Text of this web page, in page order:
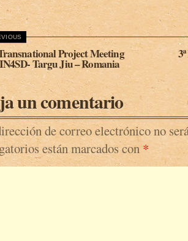
Project Meeting
Targu Jiu – Romania
un comentario
de correo electrónico no
están marcados con *